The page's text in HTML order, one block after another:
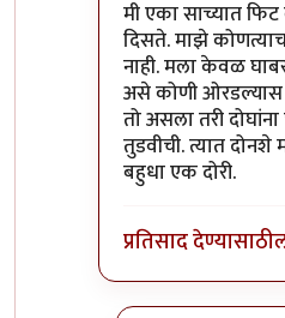
मी एका साच्यात
दिसते. माझे
नाही. मला केवळ
असे कोणी ओरडल्यास
तो असला तरी
तुडवीची. त्यात
बहुधा एक दोरी.
प्रतिसाद देण्यासाठी